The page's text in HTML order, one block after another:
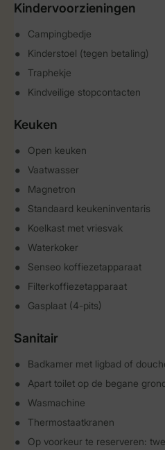
Kindervoorzieningen
Campingbedje
Kinderstoel (tegen betaling)
Traphekje
Kindveilige stopcontacten
Keuken
Open keuken
Vaatwasser
Magnetron
Standaard keukeninventaris
Koelkast met vriesvak
Waterkoker
Senseo koffiezetapparaat
Filterkoffiezetapparaat
Gasplaat (4-pits)
Sanitair
Badkamer met ligbad of
Apart toilet op de begane
Wasmachine
Thermostaatkranen
Op voorkeur te reserveren: